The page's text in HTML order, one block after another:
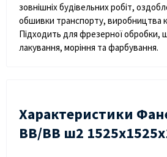
зовнішніх будівельних робіт,
обшивки транспорту, виробництва
Підходить для фрезерної обробки,
лакування, моріння та фарбування.
Характеристики
ВВ/ВВ ш2